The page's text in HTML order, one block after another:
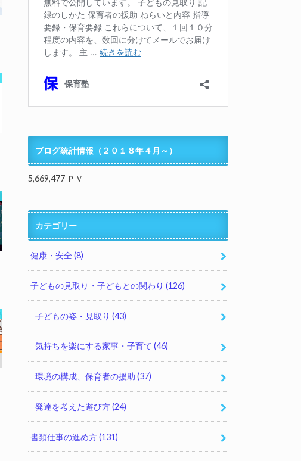
ブログ統計情報（２０１８年４月～）
5,669,477 ＰＶ
カテゴリー
健康・安全(8)
子どもの見取り・子どもとの関わり(126)
子どもの姿・見取り (43)
気持ちを楽にする家事・子育て (46)
環境の構成、保育者の援助 (37)
発達を考えた遊び方(24)
書類仕事の進め方(131)